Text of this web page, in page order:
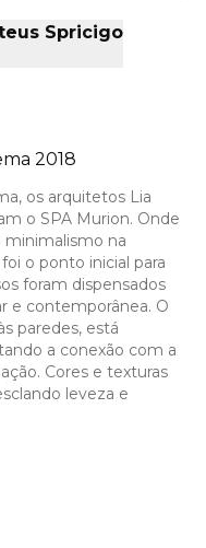
Spricigo
2018
os arquitetos Lia
o SPA Murion. Onde
minimalismo na
o ponto inicial para
foram dispensados
e contemporânea. O
paredes, está
a conexão com a
Cores e texturas
leveza e